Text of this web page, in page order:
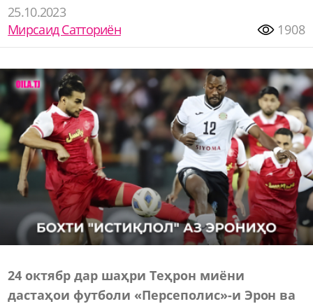
25.10.2023
Мирсаид Сатториён
1908
24 октябр дар шаҳри Теҳрон миёни
дастаҳои футболи «Персеполис»-и Эрон ва